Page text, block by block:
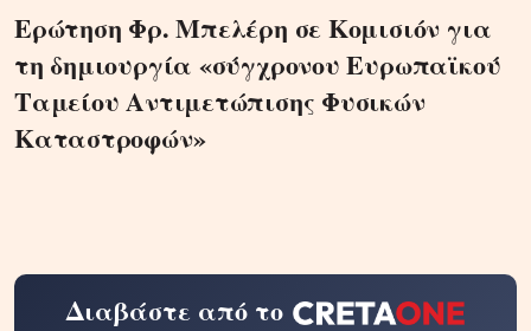
Ερώτηση Φρ. Μπελέρη σε Κομισιόν για
τη δημιουργία «σύγχρονου Ευρωπαϊκού
Ταμείου Αντιμετώπισης Φυσικών
Καταστροφών»
Διαβάστε από το